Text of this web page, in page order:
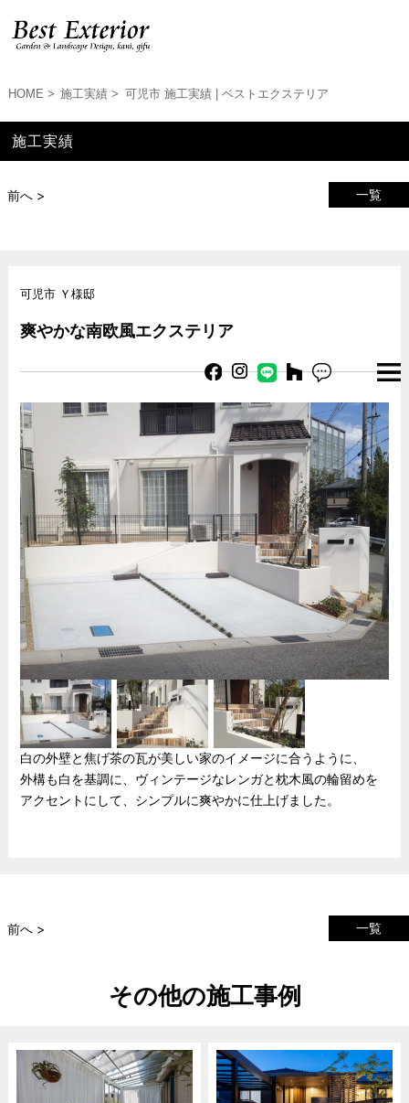
HOME 施工実績 可児市 施工実績 | ベストエクステリア
施工実績
一覧
前へ >
可児市 Ｙ様邸
爽やかな南欧風エクステリア
白の外壁と焦げ茶の瓦が美しい家のイメージに合うように、
外構も白を基調に、ヴィンテージなレンガと枕木風の輪留めを
アクセントにして、シンプルに爽やかに仕上げました。
一覧
前へ >
その他の施工事例